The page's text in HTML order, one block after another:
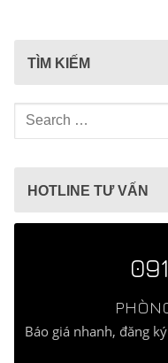
TÌM KIẾM
Tìm
kiếm
HOTLINE TƯ VẤN
Báo giá nhanh, đăng